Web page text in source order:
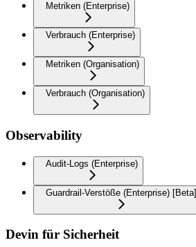
Metriken (Enterprise)
Verbrauch (Enterprise)
Metriken (Organisation)
Verbrauch (Organisation)
Observability
Audit-Logs (Enterprise)
Guardrail-Verstöße (Enterprise) [Beta]
Devin für Sicherheit